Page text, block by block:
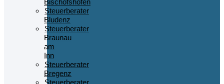
Bischofshofen
Steuerberater
Bludenz
Steuerberater
Braunau
am
Inn
Steuerberater
Bregenz
Steuerberater